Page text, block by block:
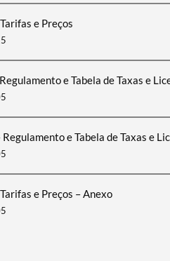
e Preços
e Tabela de Taxas e
e Tabela de Taxas e
e Preços – Anexo